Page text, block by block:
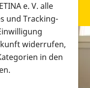
e. V. alle
und Tracking-
widerrufen,
in den